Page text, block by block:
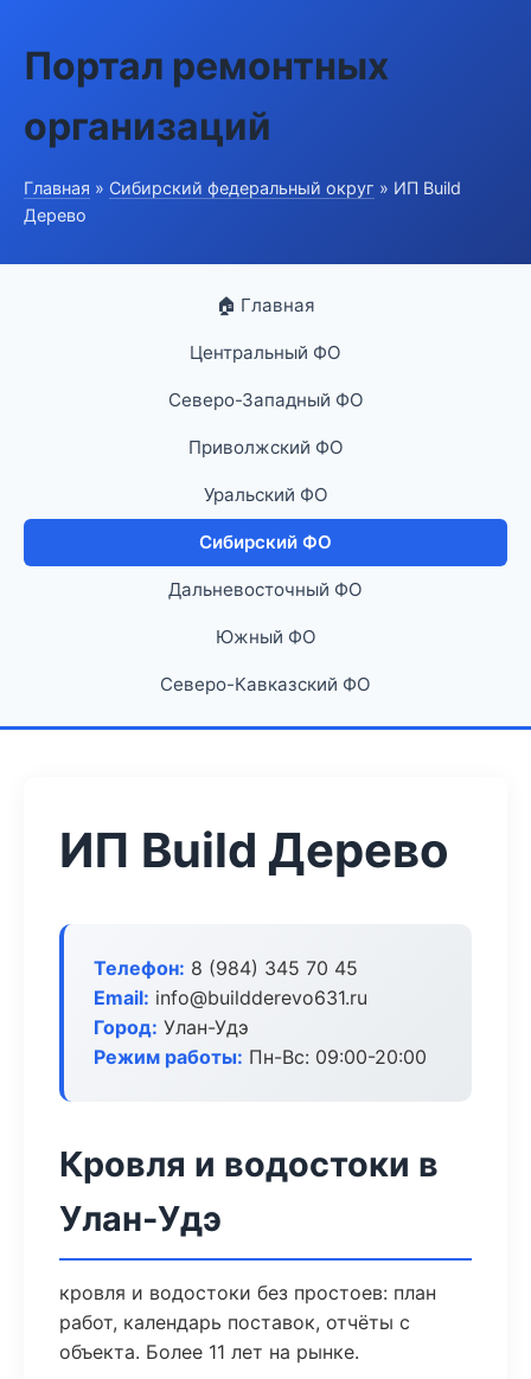
Портал ремонтных
организаций
Главная » Сибирский федеральный округ » ИП Build
Дерево
🏠 Главная
Центральный ФО
Северо-Западный ФО
Приволжский ФО
Уральский ФО
Сибирский ФО
Дальневосточный ФО
Южный ФО
Северо-Кавказский ФО
ИП Build Дерево
Телефон: 8 (984) 345 70 45
Email: info@buildderevo631.ru
Город: Улан-Удэ
Режим работы: Пн-Вс: 09:00-20:00
Кровля и водостоки в
Улан-Удэ
кровля и водостоки без простоев: план
работ, календарь поставок, отчёты с
объекта. Более 11 лет на рынке.